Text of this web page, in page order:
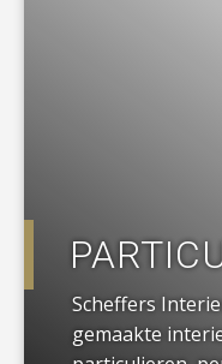
Scheffers
gemaakte